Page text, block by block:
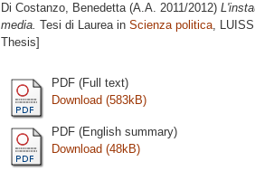
Di Costanzo, Benedetta(A.A. 2011/2012)
media. Tesi di Laurea in Scienza politica,
Thesis]
PDF (Full text)
Download (583kB)
PDF (English summary)
Download (48kB)